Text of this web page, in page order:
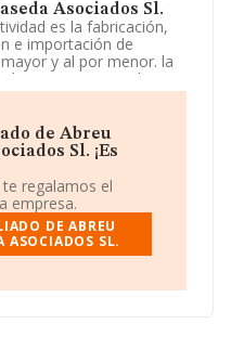
Asociados Sl.
es la fabricación,
e importación de
y al por menor. la
restaurantes, bares,
pubs
es una Sociedad
de otros
La empresa es
disponible en
número de empleados
aquí:
de Abreu
Sl. ¡Es
regalamos el
empresa.
DE ABREU
ASOCIADOS SL.